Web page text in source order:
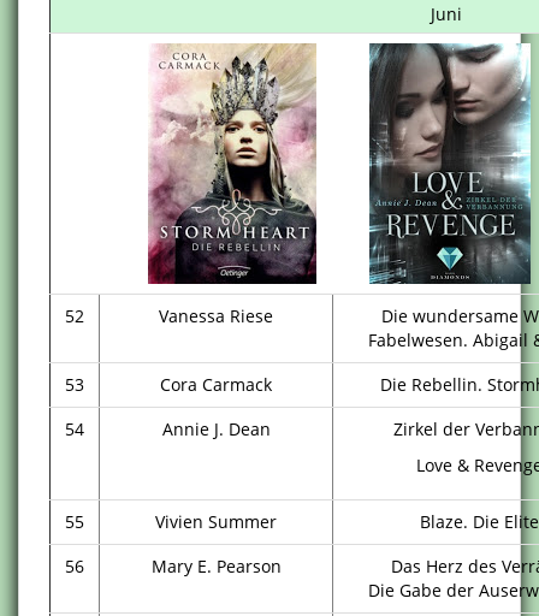
Juni
52 Vanessa Riese
Die wundersame
Fabelwesen. Abigail
53
Cora Carmack
Die Rebellin.
54
Annie J. Dean
Zirkel der
Love &
55 Vivien Summer
Blaze. Die
56
Mary E. Pearson
Das Herz des
Die Gabe der